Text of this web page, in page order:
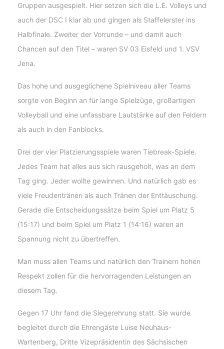
Gruppen ausgespielt. Hier setzen sich die L.E. Volleys und
auch der DSC I klar ab und gingen als Staffelerster ins
Halbfinale. Zweiter der Vorrunde – und damit auch
Chancen auf den Titel – waren SV 03 Eisfeld und 1. VSV
Jena.
Das hohe und ausgeglichene Spielniveau aller Teams
sorgte von Beginn an für lange Spielzüge, großartigen
Volleyball und eine unfassbare Lautstärke auf den Feldern
als auch in den Fanblocks.
Drei der vier Platzierungsspiele waren Tiebreak-Spiele.
Jedes Team hat alles aus sich rausgeholt, was an dem
Tag ging. Jeder wollte gewinnen. Und natürlich gab es
viele Freudentränen als auch Tränen der Enttäuschung.
Gerade die Entscheidungssätze beim Spiel um Platz 5
(15:17) und beim Spiel um Platz 1 (14:16) waren an
Spannung nicht zu übertreffen.
Man muss allen Teams und natürlich den Trainern hohen
Respekt zollen für die hervorragenden Leistungen an
diesem Tag.
Gegen 17 Uhr fand die Siegerehrung statt. Sie wurde
begleitet durch die Ehrengäste Luise Neuhaus-
Wartenberg, Dritte Vizepräsidentin des Sächsischen